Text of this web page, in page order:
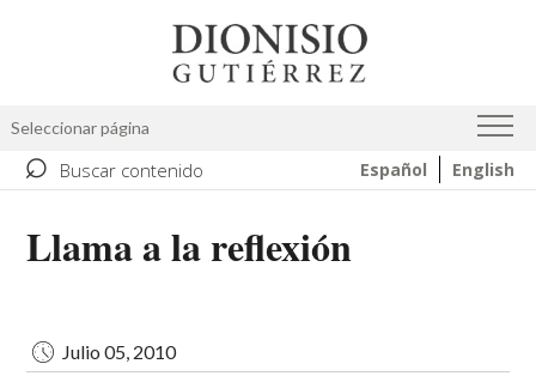
Seleccionar página
⌕ Buscar contenido Español English
Llama a la reflexión
Julio 05, 2010